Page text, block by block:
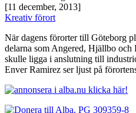
[11 december, 2013]
Kreativ förort
När dagens förorter till Göteborg
delarna som Angered, Hjällbo
skulle ligga i anslutning till
Enver Ramirez ser ljust på